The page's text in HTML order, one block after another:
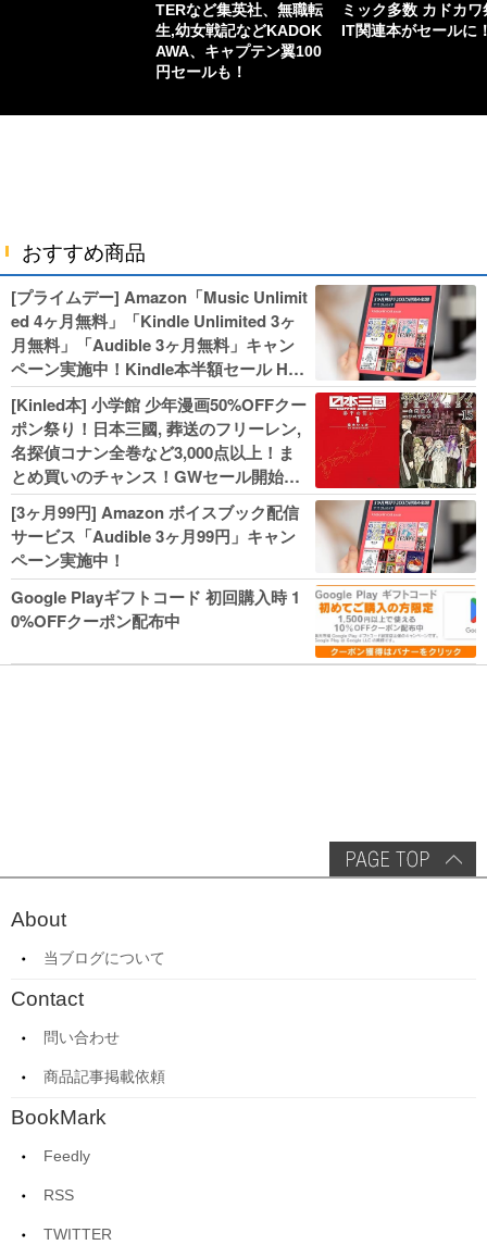
TERなど集英社、無職転
生,幼女戦記などKADOK
AWA、キャプテン翼100
円セールも！
ミック多数 カドカワ
IT関連本がセールに
おすすめ商品
[プライムデー] Amazon「Music Unlimit
ed 4ヶ月無料」「Kindle Unlimited 3ヶ
月無料」「Audible 3ヶ月無料」キャン
ペーン実施中！Kindle本半額セール HU
NTER×HUNTERなど集英社、無職転生,
幼女戦記などKADOKAWA、キャプテン
翼100円セールも！
[Kinled本] 小学館 少年漫画50%OFFクー
ポン祭り！日本三國, 葬送のフリーレン,
名探偵コナン全巻など3,000点以上！ま
とめ買いのチャンス！GWセール開始！
人気コミック多数 カドカワ祭やIT関連本
がセールに！
[3ヶ月99円] Amazon ボイスブック配信
サービス「Audible 3ヶ月99円」キャン
ペーン実施中！
Google Playギフトコード 初回購入時 1
0%OFFクーポン配布中
About
当ブログについて
Contact
問い合わせ
商品記事掲載依頼
BookMark
Feedly
RSS
TWITTER